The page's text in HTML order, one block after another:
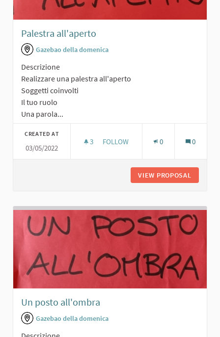
Palestra all'aperto
Gazebao della domenica
Descrizione
Realizzare una palestra all'aperto
Soggetti coinvolti
Il tuo ruolo
Una parola...
CREATED AT
03/05/2022
3 3 FOLLOWERS
FOLLOW 0 0
VIEW PROPOSAL
Un posto all'ombra
Gazebao della domenica